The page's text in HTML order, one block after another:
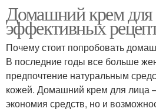
Домашний крем для
эффективных
Почему стоит попробовать
В последние годы все больше
предпочтение натуральным
кожей. Домашний крем для лица
экономия средств, но и